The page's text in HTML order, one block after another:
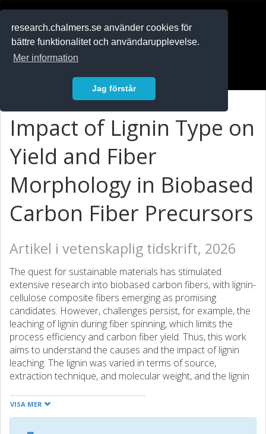
research.chalmers.se använder cookies för
bättre funktionalitet och användarupplevelse.
Mer information
Jag förstår
Impact of Lignin Type on
Yield and Fiber
Morphology in Biobased
Carbon Fiber Precursors
Artikel i vetenskaplig tidskrift, 2026
The quest for sustainable materials has stimulated
extensive research into biobased carbon fibers, with lignin-
cellulose composite fibers emerging as promising
candidates. However, challenges persist, for example, the
leaching of lignin during fiber spinning, which limits the
process efficiency and carbon fiber yield. Thus, this work
aims to understand the causes and the impact of lignin
leaching. The lignin was varied in terms of source,
extraction technique, and molecular weight, and the lignin
cellulose-lignin composite fibers were elucidated. The
results demonstrated that the lignin's functional groups
VISA MER